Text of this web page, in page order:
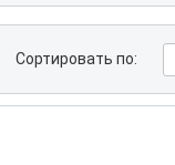
Сортировать по: